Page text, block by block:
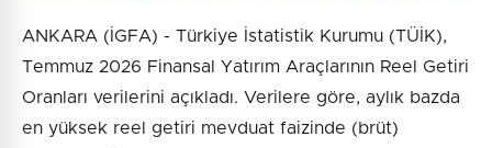
ANKARA (İGFA) - Türkiye İstatistik Kurumu (TÜİK),
Temmuz 2026 Finansal Yatırım Araçlarının Reel Getiri
Oranları verilerini açıkladı. Verilere göre, aylık bazda
en yüksek reel getiri mevduat faizinde (brüt)